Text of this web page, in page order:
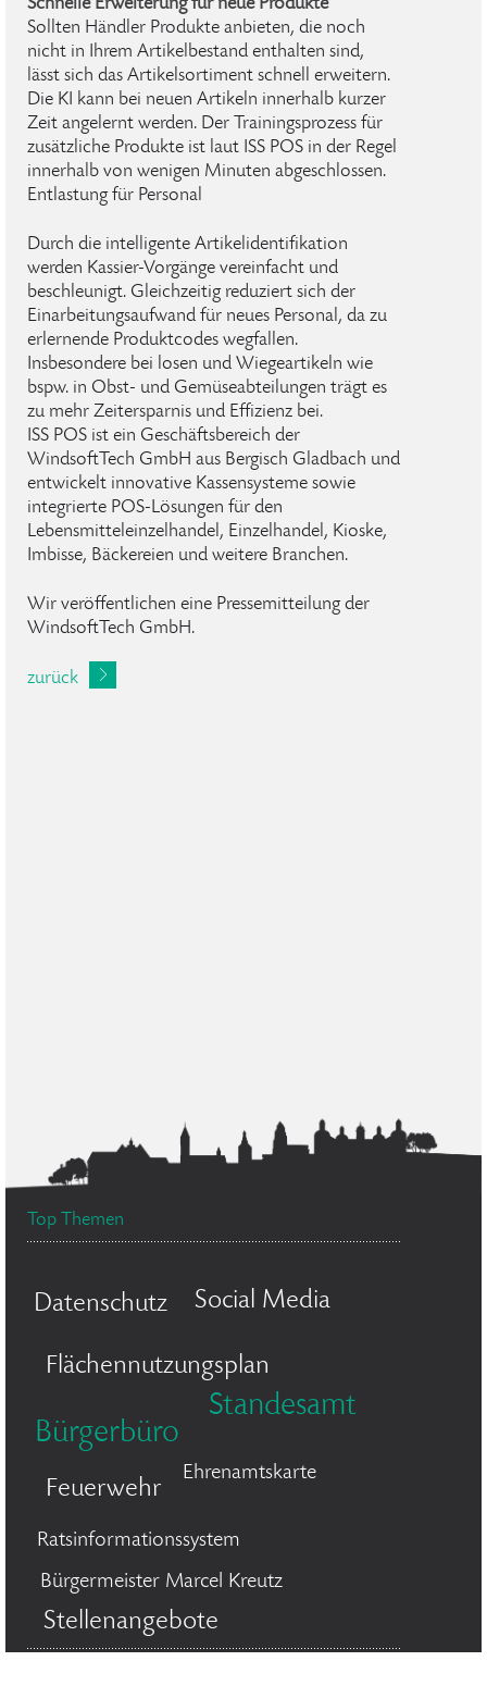
Schnelle Erweiterung für neue Produkte
Sollten Händler Produkte anbieten, die noch
nicht in Ihrem Artikelbestand enthalten sind,
lässt sich das Artikelsortiment schnell erweitern.
Die KI kann bei neuen Artikeln innerhalb kurzer
Zeit angelernt werden. Der Trainingsprozess für
zusätzliche Produkte ist laut ISS POS in der Regel
innerhalb von wenigen Minuten abgeschlossen.
Entlastung für Personal
Durch die intelligente Artikelidentifikation
werden Kassier-Vorgänge vereinfacht und
beschleunigt. Gleichzeitig reduziert sich der
Einarbeitungsaufwand für neues Personal, da zu
erlernende Produktcodes wegfallen.
Insbesondere bei losen und Wiegeartikeln wie
bspw. in Obst- und Gemüseabteilungen trägt es
zu mehr Zeitersparnis und Effizienz bei.
ISS POS ist ein Geschäftsbereich der
WindsoftTech GmbH aus Bergisch Gladbach und
entwickelt innovative Kassensysteme sowie
integrierte POS-Lösungen für den
Lebensmitteleinzelhandel, Einzelhandel, Kioske,
Imbisse, Bäckereien und weitere Branchen.
Wir veröffentlichen eine Pressemitteilung der
WindsoftTech GmbH.
zurück
Top Themen
Datenschutz Social Media
Flächennutzungsplan
Bürgerbüro
Standesamt
Feuerwehr
Ehrenamtskarte
Ratsinformationssystem
Bürgermeister Marcel Kreutz
Stellenangebote